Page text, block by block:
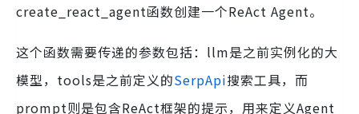
create_react_agent函数创建一个ReAct Agent。
这个函数需要传递的参数包括：llm是之前实例化的大
模型，tools是之前定义的SerpApi搜索工具，而
prompt则是包含ReAct框架的提示，用来定义Agent